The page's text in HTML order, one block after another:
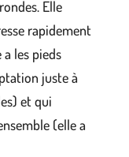
Elle
rapidement
les pieds
juste à
et qui
(elle a